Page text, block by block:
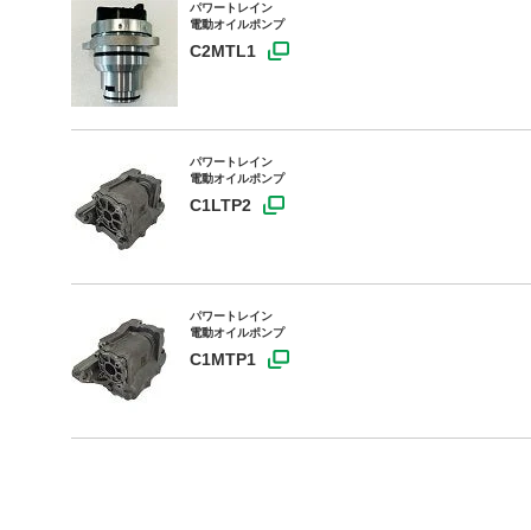
パワートレイン
電動オイルポンプ
C2MTL1
パワートレイン
電動オイルポンプ
C1LTP2
パワートレイン
電動オイルポンプ
C1MTP1
技術・事例
企業情報
株主・投資家情報
サステナビリティ